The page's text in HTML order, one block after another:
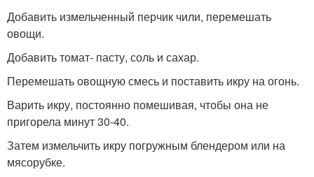
Добавить измельченный перчик чили, перемешать
овощи.
Добавить томат- пасту, соль и сахар.
Перемешать овощную смесь и поставить икру на огонь.
Варить икру, постоянно помешивая, чтобы она не
пригорела минут 30-40.
Затем измельчить икру погружным блендером или на
мясорубке.